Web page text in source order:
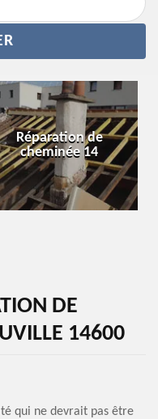
Réparation de
cheminée 14
DE
14600
qui ne devrait pas être